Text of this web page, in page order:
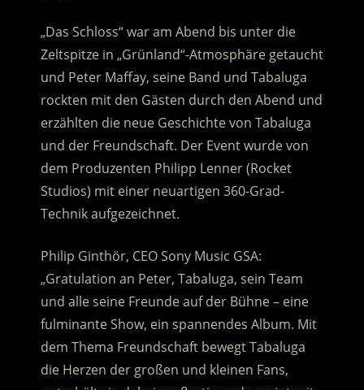
„Das Schloss“ war am Abend bis unter die
Zeltspitze in „Grünland“-Atmosphäre getaucht
und Peter Maffay, seine Band und Tabaluga
rockten mit den Gästen durch den Abend und
erzählten die neue Geschichte von Tabaluga
und der Freundschaft. Der Event wurde von
dem Produzenten Philipp Lenner (Rocket
Studios) mit einer neuartigen 360-Grad-
Technik aufgezeichnet.
Philip Ginthör, CEO Sony Music GSA:
„Gratulation an Peter, Tabaluga, sein Team
und alle seine Freunde auf der Bühne – eine
fulminante Show, ein spannendes Album. Mit
dem Thema Freundschaft bewegt Tabaluga
die Herzen der großen und kleinen Fans,